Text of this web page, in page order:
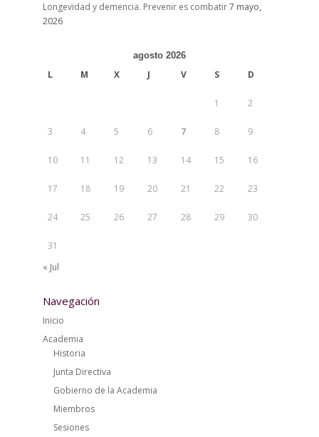
Longevidad y demencia. Prevenir es combatir7 mayo,
2026
agosto 2026
L M X J V S D
1 2
3 4 5 6 7 8 9
10 11 12 13 14 15 16
17 18 19 20 21 22 23
24 25 26 27 28 29 30
31
« Jul
Navegación
Inicio
Academia
Historia
Junta Directiva
Gobierno de la Academia
Miembros
Sesiones